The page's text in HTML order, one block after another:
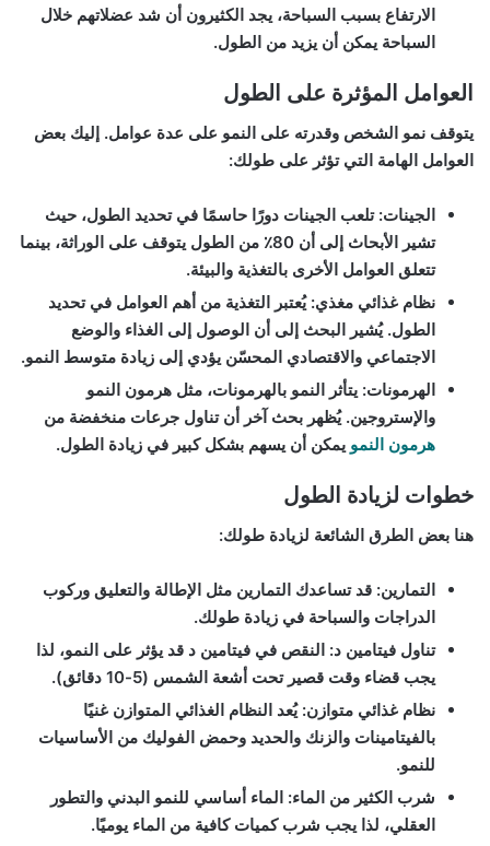
الارتفاع بسبب السباحة، يجد الكثيرون أن شد عضلاتهم خلال
السباحة يمكن أن يزيد من الطول.
العوامل المؤثرة على الطول
يتوقف نمو الشخص وقدرته على النمو على عدة عوامل. إليك بعض
العوامل الهامة التي تؤثر على طولك:
الجينات:تلعب الجينات دورًا حاسمًا في تحديد الطول، حيث
تشير الأبحاث إلى أن 80٪ من الطول يتوقف على الوراثة، بينما
تتعلق العوامل الأخرى بالتغذية والبيئة.
نظام غذائي مغذي:يُعتبر التغذية من أهم العوامل في تحديد
الطول. يُشير البحث إلى أن الوصول إلى الغذاء والوضع
الاجتماعي والاقتصادي المحسّن يؤدي إلى زيادة متوسط النمو.
الهرمونات: يتأثر النمو بالهرمونات، مثل هرمون النمو
والإستروجين. يُظهر بحث آخر أن تناول جرعات منخفضة من
هرمون النمو يمكن أن يسهم بشكل كبير في زيادة الطول.
خطوات لزيادة الطول
هنا بعض الطرق الشائعة لزيادة طولك:
التمارين: قد تساعدك التمارين مثل الإطالة والتعليق وركوب
الدراجات والسباحة في زيادة طولك.
تناول فيتامين د: النقص في فيتامين د قد يؤثر على النمو، لذا
يجب قضاء وقت قصير تحت أشعة الشمس (5-10 دقائق).
نظام غذائي متوازن:يُعد النظام الغذائي المتوازن غنيًا
بالفيتامينات والزنك والحديد وحمض الفوليك من الأساسيات
للنمو.
شرب الكثير من الماء: الماء أساسي للنمو البدني والتطور
العقلي، لذا يجب شرب كميات كافية من الماء يوميًا.